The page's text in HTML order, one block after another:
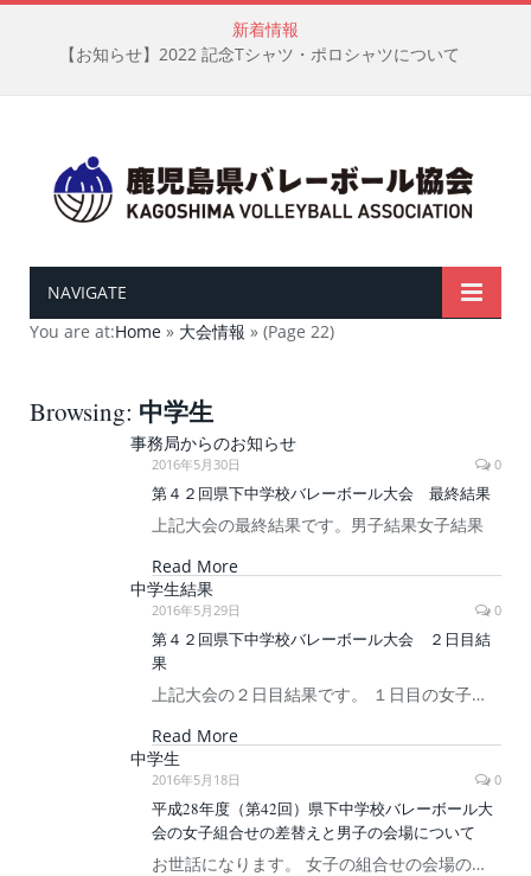
新着情報
【お知らせ】2022 記念Tシャツ・ポロシャツについて
NAVIGATE
You are at:Home » 大会情報 » (Page 22)
Browsing: 中学生
事務局からのお知らせ
2016年5月30日 0
第４２回県下中学校バレーボール大会 最終結果
上記大会の最終結果です。男子結果女子結果
Read More
中学生結果
2016年5月29日 0
第４２回県下中学校バレーボール大会 ２日目結
果
上記大会の２日目結果です。 １日目の女子…
Read More
中学生
2016年5月18日 0
平成28年度（第42回）県下中学校バレーボール大
会の女子組合せの差替えと男子の会場について
お世話になります。 女子の組合せの会場の…